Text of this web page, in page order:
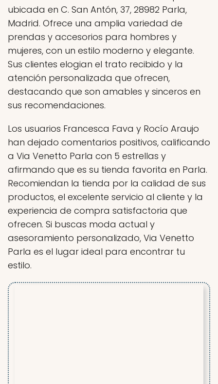
ubicada en C. San Antón, 37, 28982 Parla,
Madrid. Ofrece una amplia variedad de
prendas y accesorios para hombres y
mujeres, con un estilo moderno y elegante.
Sus clientes elogian el trato recibido y la
atención personalizada que ofrecen,
destacando que son amables y sinceros en
sus recomendaciones.
Los usuarios Francesca Fava y Rocío Araujo
han dejado comentarios positivos, calificando
a Via Venetto Parla con 5 estrellas y
afirmando que es su tienda favorita en Parla.
Recomiendan la tienda por la calidad de sus
productos, el excelente servicio al cliente y la
experiencia de compra satisfactoria que
ofrecen. Si buscas moda actual y
asesoramiento personalizado, Via Venetto
Parla es el lugar ideal para encontrar tu
estilo.